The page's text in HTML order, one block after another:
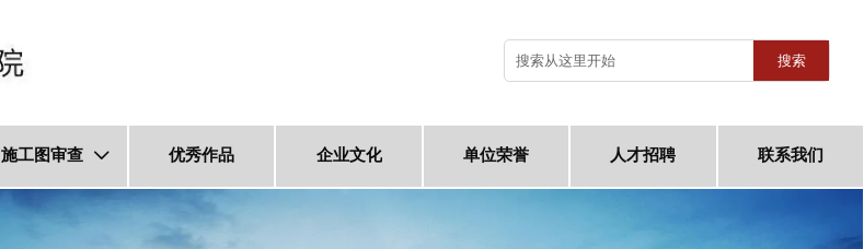
搜索
施工图审查  优秀作品 企业文化 单位荣誉 人才招聘 联系我们